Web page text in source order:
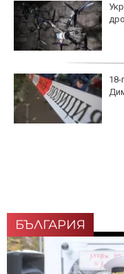
18-
БЪЛГАРИЯ